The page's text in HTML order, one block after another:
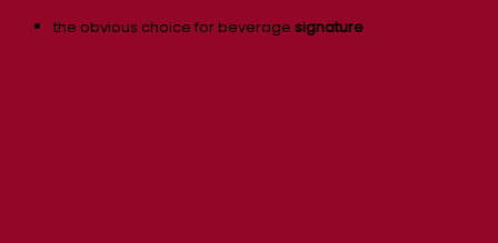
the obvious choice for beverage signature